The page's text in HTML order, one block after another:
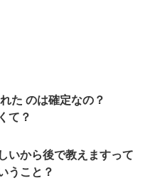
た のは確定なの？
て？
いから後で教えますって
うこと？